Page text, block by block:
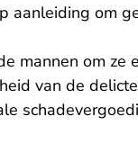
aanleiding om
mannen om ze
van de